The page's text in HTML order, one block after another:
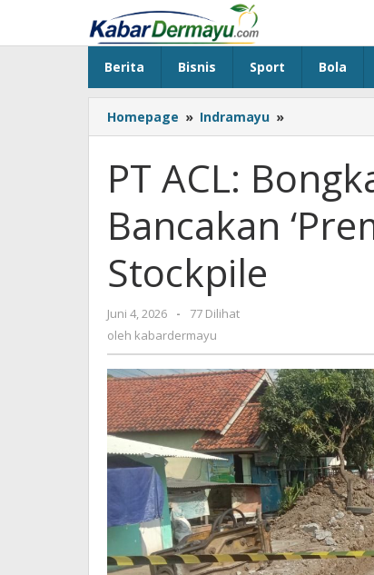
konten
Berita Bisnis Sport Bola
Homepage » Indramayu »
ACL:
Proyek
Jabar
Jadi
Bancakan
PT ACL:
Bancakan
Stockpile
Juni 4, 2026
oleh
kabardermayu
-
77 Dilihat
oleh kabardermayu